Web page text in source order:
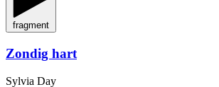
fragment
Zondig hart
Sylvia Day